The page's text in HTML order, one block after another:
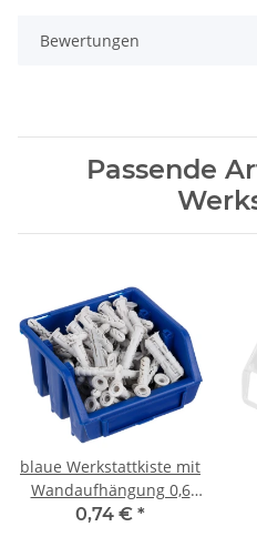
Bewertungen
Passende
blaue Werkstattkiste mit
Wandaufhängung 0,6
Liter Fassungsvermögen
0,74 € *